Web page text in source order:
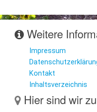
Weitere
Impressum
Kontakt
Inhaltsverzeichnis
Hier sind wir